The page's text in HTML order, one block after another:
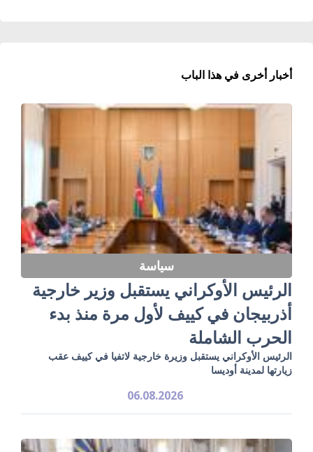
أخبار أخرى في هذا الباب
سياسة
الرئيس الأوكراني يستقبل وزير خارجية
أذربيجان في كييف لأول مرة منذ بدء
الحرب الشاملة
الرئيس الأوكراني يستقبل وزيرة خارجية لاتفيا في كييف عقب
زيارتها لمدينة أوديسا
06.08.2026